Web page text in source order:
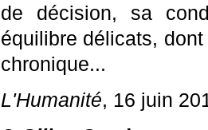
de décision, sa
équilibre délicats,
chronique...
L'Humanité, 16 juin